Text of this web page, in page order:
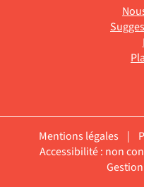
Mentions légales |
Accessibilité : non